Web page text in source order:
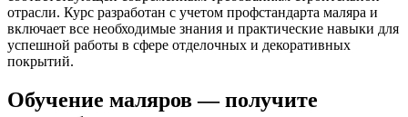
отрасли. Курс разработан с учетом профстандарта маляра и
включает все необходимые знания и практические навыки для
успешной работы в сфере отделочных и декоративных
покрытий.
Обучение маляров — получите